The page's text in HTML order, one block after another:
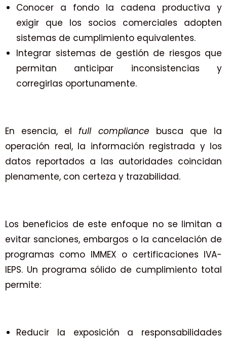
Conocer a fondo la cadena productiva y
exigir que los socios comerciales adopten
sistemas de cumplimiento equivalentes.
Integrar sistemas de gestión de riesgos que
permitan anticipar inconsistencias y
corregirlas oportunamente.
En esencia, elfull compliance busca que la
operación real, la información registrada y los
datos reportados a las autoridades coincidan
plenamente, con certeza y trazabilidad.
Los beneficios de este enfoque no se limitan a
evitar sanciones, embargos o la cancelación de
programas como IMMEX o certificaciones IVA-
IEPS. Un programa sólido de cumplimiento total
permite:
Reducir la exposición a responsabilidades